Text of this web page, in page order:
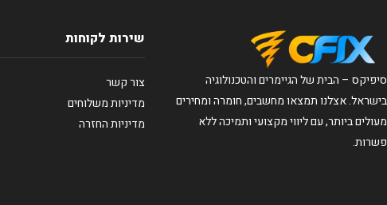
סיפיקס – הבית של הגיימרים והטכנולוגיה
בישראל. אצלנו תמצאו מחשבים, חומרה ומחירים
מעולים ביותר, עם ליווי מקצועי ותמיכה ללא
פשרות.
שירות לקוחות
צור קשר
מדיניות משלוחים
מדיניות החזרה